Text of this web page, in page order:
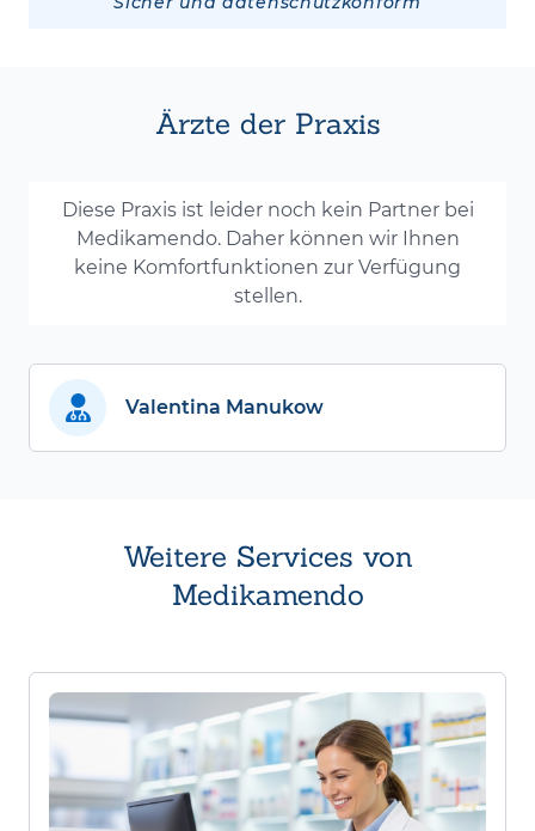
Ärzte der Praxis
Diese Praxis ist leider noch kein Partner bei
Medikamendo. Daher können wir Ihnen
keine Komfortfunktionen zur Verfügung
stellen.
Valentina Manukow
Weitere Services von
Medikamendo